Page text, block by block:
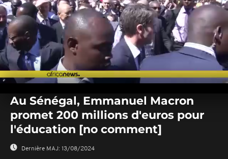
seconds
seconds
Au Sénégal, Emmanuel Macron
promet 200 millions d'euros pour
l'éducation [no comment]
Dernière MAJ: 13/08/2024